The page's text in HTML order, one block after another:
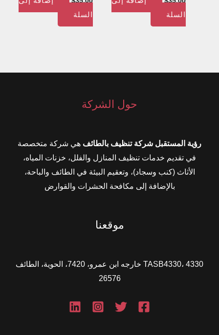
السلة
السلة
حول الشركة
رؤية المستقبل شركة تنظيف بالطائف هي شركة متخصصة
في تقديم خدمات تنظيف المنازل والفلل، خزنات المياه،
الأثاث (كنب وسجاد)، وتعقيم البيئة في الطائف والباحة،
بالإضافة إلى مكافحة الحشرات والقوارض
موقعنا
TASB4330، 4330 خارجه ابن عمرو، 7420، الحوية، الطائف
26576